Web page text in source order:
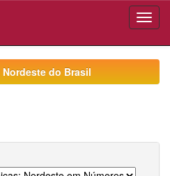
Nordeste do Brasil